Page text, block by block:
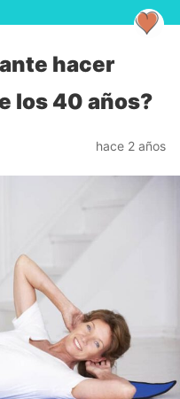
hacer
los 40 años?
hace 2 años